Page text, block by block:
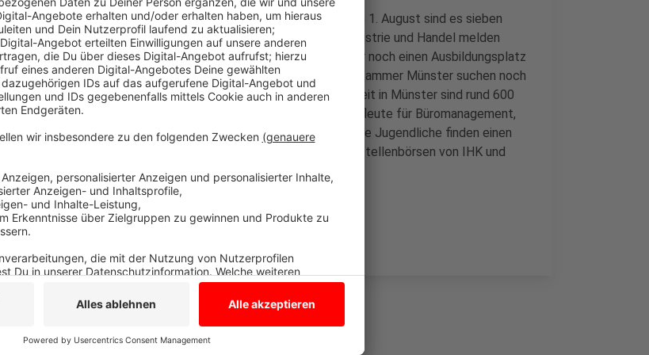
Vor allem im Handwerk wurden mehr Verträge unterzeichnet. Zum 1. August sind es sieben
Prozent mehr gegenüber dem Ausbildungsbeginn 2018. Auch Industrie und Handel melden
mehr Vertragsabschlüsse. Hier liegt das Plus bei 3,5 Prozent. Wer noch einen Ausbildungsplatz
sucht, hat gute Chancen: Nach Auskunft von IHK und Handwerkskammer Münster suchen noch
viele Betriebe geeignete Bewerber. Allein bei der Agentur für Arbeit in Münster sind rund 600
offene Stellen gemeldet, darunter auch beliebte Berufe wie Kaufleute für Büromanagement,
Fachinformatiker oder medizinische Fachangestellte. Interessierte Jugendliche finden einen
Überblick über noch offene Ausbildungsplätze auch bei den Lehrstellenbörsen von IHK und
Handwerkskammer Münster.
Anzeige